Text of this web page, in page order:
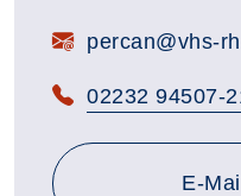
E-Mail:percan@vhs-
Telefon:
02232 94507-
E-